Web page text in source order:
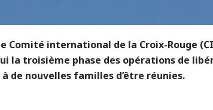
Comité international de la Croix-Rouge
la troisième phase des opérations de
de nouvelles familles d’être réunies.